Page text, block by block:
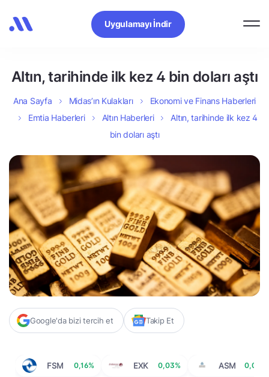
Uygulamayı İndir
Altın, tarihinde ilk kez 4 bin doları aştı
Ana Sayfa Midas’ın Kulakları
Ekonomi ve Finans Haberleri
Emtia Haberleri
Altın Haberleri
Altın, tarihinde ilk kez 4
bin doları aştı
Google'da bizi tercih et Takip Et
FSM 0,16% EXK 0,03% ASM 0,00%